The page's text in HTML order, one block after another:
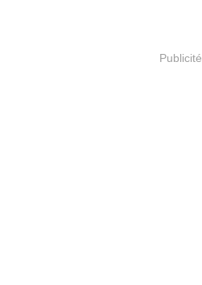
Publicité